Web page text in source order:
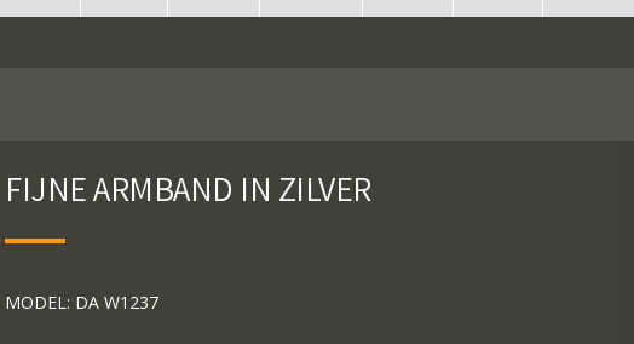
FIJNE ARMBAND IN ZILVER
MODEL: DA W1237